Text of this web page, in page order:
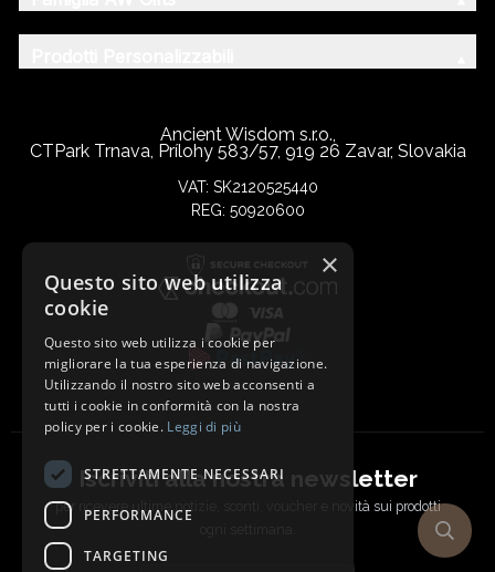
Ancient Wisdom s.r.o.,
CTPark Trnava, Prílohy 583/57, 919 26 Zavar, Slovakia
VAT: SK2120525440
REG: 50920600
Iscriviti alla nostra newsletter
per ricevere ultime notizie, sconti, voucher e novità sui prodotti
×
Questo sito web utilizza
cookie
Questo sito web utilizza i cookie per
migliorare la tua esperienza di navigazione.
Utilizzando il nostro sito web acconsenti a
tutti i cookie in conformità con la nostra
policy per i cookie. Leggi di più
STRETTAMENTE NECESSARI
PERFORMANCE
TARGETING